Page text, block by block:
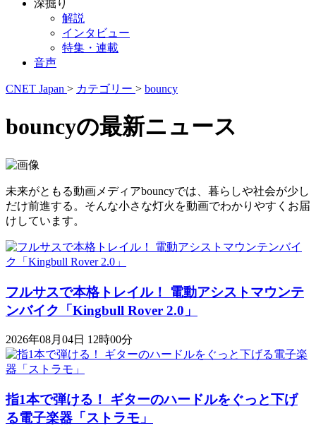
深掘り
解説
インタビュー
特集・連載
音声
CNET Japan > カテゴリー > bouncy
bouncyの最新ニュース
未来がともる動画メディアbouncyでは、暮らしや社会が少し
だけ前進する。そんな小さな灯火を動画でわかりやすくお届
けしています。
フルサスで本格トレイル！ 電動アシストマウンテ
ンバイク「Kingbull Rover 2.0」
2026年08月04日 12時00分
指1本で弾ける！ ギターのハードルをぐっと下げ
る電子楽器「ストラモ」